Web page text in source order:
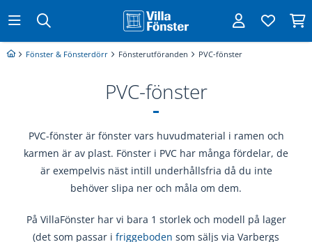
Fönster & Fönsterdörr Fönsterutföranden PVC-fönster
PVC-fönster
PVC-fönster är fönster vars huvudmaterial i ramen och
karmen är av plast. Fönster i PVC har många fördelar, de
är exempelvis näst intill underhållsfria då du inte
behöver slipa ner och måla om dem.
På VillaFönster har vi bara 1 storlek och modell på lager
(det som passar i friggeboden som säljs via Varbergs